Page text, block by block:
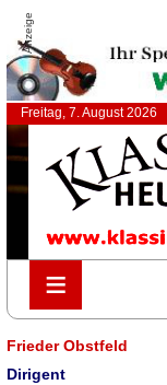
Anzeige
Freitag, 7. August 2026
≡
≡
Frieder Obstfeld
Dirigent